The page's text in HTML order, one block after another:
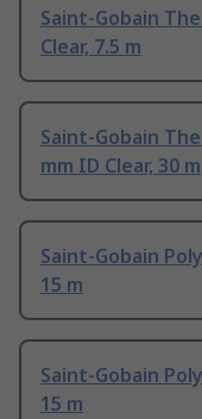
Saint-Gobain
Clear, 7.5 m
Saint-Gobain
mm ID Clear, 30 m
Saint-Gobain
15 m
Saint-Gobain
15 m